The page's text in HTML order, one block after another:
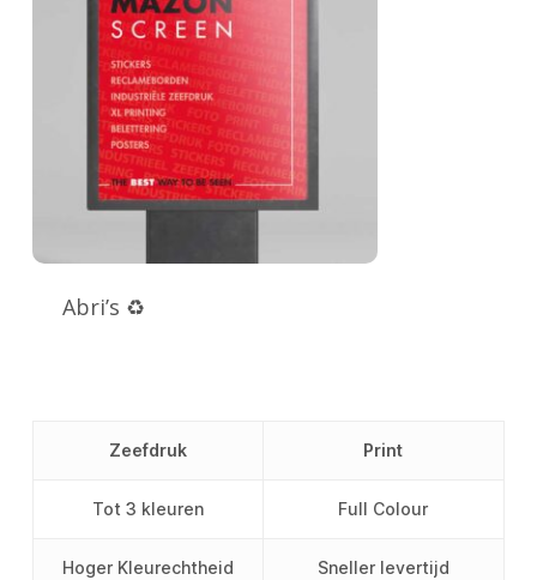
Abri’s ♻
Zeefdruk Print
Tot 3 kleuren Full Colour
Hoger Kleurechtheid Sneller levertijd